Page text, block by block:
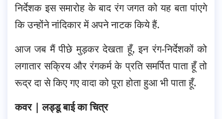
निर्देशक इस समारोह के बाद रंग जगत को यह बता पांएगे
कि उन्होंने नांदिकार में अपने नाटक किये हैं.
आज जब मैं पीछे मुड़कर देखता हूँ, इन रंग-निर्देशकों को
लगातार सक्रिय और रंगकर्म के प्रति समर्पित पाता हूँ तो
रूद्र दा से किए गए वादा को पूरा होता हुआ भी पाता हूँ.
कवर | लड्डू बाई का चित्र